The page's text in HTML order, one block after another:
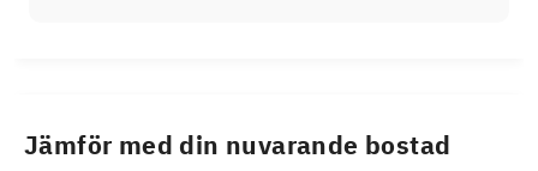
Jämför med din nuvarande bostad